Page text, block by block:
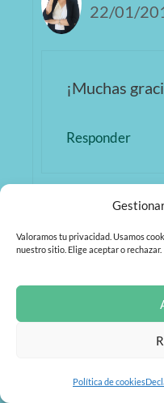
Valoramos tu privacidad. Usamos
nuestro sitio. Elige aceptar o rechazar.
Política de cookies
22/01/
¡Muchas
Responder
Silvia
Merci